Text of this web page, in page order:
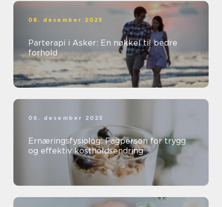
08. desember 2025
Parterapi i Asker: En nøkkel til bedre
forhold
06. desember 2025
Ernæringsfysiolog: Fagperson for trygg
og effektiv kostholdsendring